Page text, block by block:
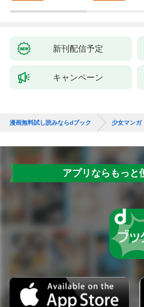
新刊配信予定
キャンペーン
漫画無料試し読みならdブック 少女マンガ
アプリならもっと